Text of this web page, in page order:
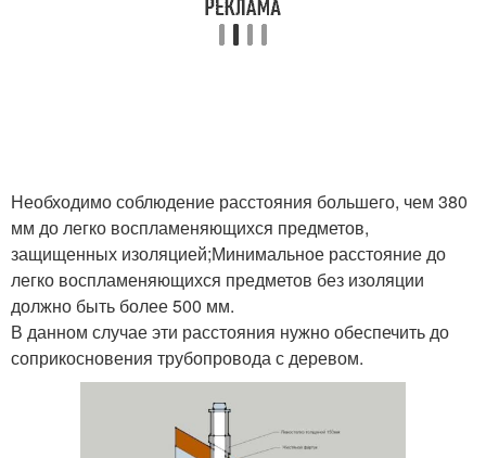
Необходимо соблюдение расстояния большего, чем 380
мм до легко воспламеняющихся предметов,
защищенных изоляцией;Минимальное расстояние до
легко воспламеняющихся предметов без изоляции
должно быть более 500 мм.
В данном случае эти расстояния нужно обеспечить до
соприкосновения трубопровода с деревом.